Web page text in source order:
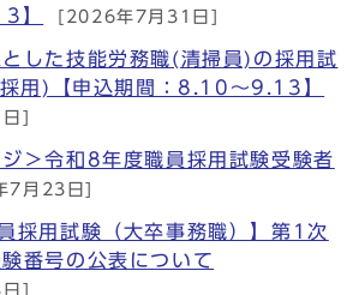
】
[2026年7月31日]
した技能労務職(清掃員)の採用試
用)【申込期間：8.10～9.13】
]
＞令和8年度職員採用試験受験者
7月23日]
採用試験（大卒事務職）】第1次
番号の公表について
]